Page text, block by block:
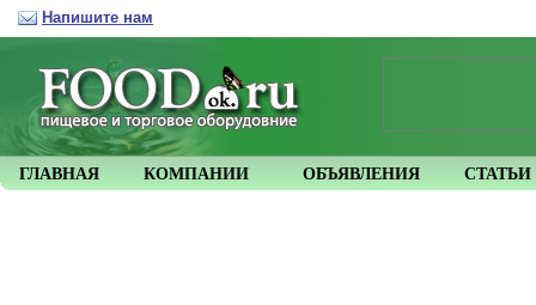
ГЛАВНАЯ КОМПАНИИ ОБЪЯВЛЕНИЯ СТАТЬИ
Напишите нам